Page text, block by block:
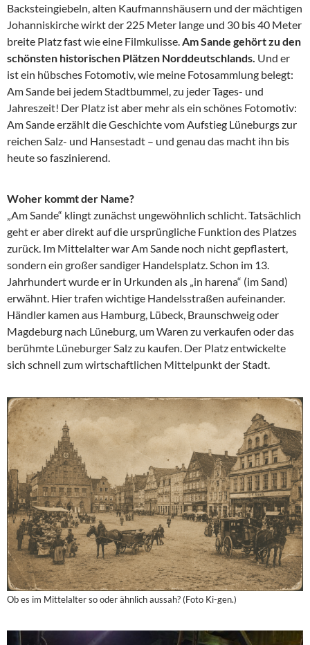
Backsteingiebeln, alten Kaufmannshäusern und der mächtigen
Johanniskirche wirkt der 225 Meter lange und 30 bis 40 Meter
breite Platz fast wie eine Filmkulisse.Am Sande gehört zu den
schönsten historischen Plätzen Norddeutschlands. Und er
ist ein hübsches Fotomotiv, wie meine Fotosammlung belegt:
Am Sande bei jedem Stadtbummel, zu jeder Tages- und
Jahreszeit! Der Platz ist aber mehr als ein schönes Fotomotiv:
Am Sande erzählt die Geschichte vom Aufstieg Lüneburgs zur
reichen Salz- und Hansestadt – und genau das macht ihn bis
heute so faszinierend.
Woher kommt der Name?
„Am Sande“ klingt zunächst ungewöhnlich schlicht. Tatsächlich
geht er aber direkt auf die ursprüngliche Funktion des Platzes
zurück. Im Mittelalter war Am Sande noch nicht gepflastert,
sondern ein großer sandiger Handelsplatz. Schon im 13.
Jahrhundert wurde er in Urkunden als „in harena“ (im Sand)
erwähnt. Hier trafen wichtige Handelsstraßen aufeinander.
Händler kamen aus Hamburg, Lübeck, Braunschweig oder
Magdeburg nach Lüneburg, um Waren zu verkaufen oder das
berühmte Lüneburger Salz zu kaufen. Der Platz entwickelte
sich schnell zum wirtschaftlichen Mittelpunkt der Stadt.
Ob es im Mittelalter so oder ähnlich aussah? (Foto Ki-gen.)